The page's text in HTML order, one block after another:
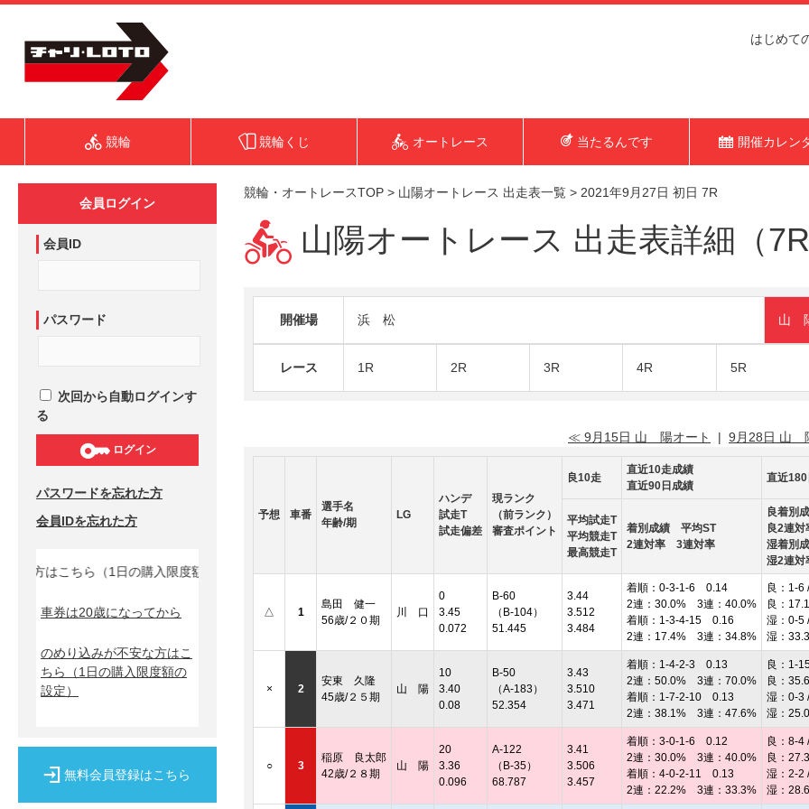
はじめて
競輪 競輪くじ オートレース 当たるんです 開催カレン
会員ログイン
会員ID
パスワード
次回から自動ログインす
る
ログイン
パスワードを忘れた方
会員IDを忘れた方
はこちら（1日の購入限度額の設定）↓
車券は20歳になってから
のめり込みが不安な方はこ
ちら
（1日の購入限度額の
設定）
無料会員登録はこちら
競輪・オートレースTOP > 山陽オートレース 出走表一覧 > 2021年9月27日 初日 7R
山陽オートレース 出走表詳細（
開催場 浜 松 山
レース 1R 2R 3R 4R 5R
≪ 9月15日 山 陽オート | 9月28日 山
予想 車番
選手名
年齢/期
LG
ハンデ
試走T
試走偏差
現ランク
（前ランク）
審査ポイント
良10走
直近10走成績
直近90日成績
直近
平均試走T
平均競走T
最高競走T
着別成績 平均ST
2連対率 3連対率
良着別
良2連対
湿着別
湿2連対
△ 1
島田 健一
56歳/２０期
川 口
0
3.45
0.072
B-60
（B-104）
51.445
3.44
3.512
3.484
着順：0-3-1-6 0.14
2連：30.0% 3連：40.0%
着順：1-3-4-15 0.16
2連：17.4% 3連：34.8%
良：1-6
良：
湿：0-5
湿：
× 2
安東 久隆
45歳/２５期
山 陽
10
3.40
0.08
B-50
（A-183）
52.354
3.43
3.510
3.471
着順：1-4-2-3 0.13
2連：50.0% 3連：70.0%
着順：1-7-2-10 0.13
2連：38.1% 3連：47.6%
良：1-
良：
湿：0-3
湿：
○ 3
稲原 良太郎
42歳/２８期
山 陽
20
3.36
0.096
A-122
（B-35）
68.787
3.41
3.506
3.457
着順：3-0-1-6 0.12
2連：30.0% 3連：40.0%
着順：4-0-2-11 0.13
2連：22.2% 3連：33.3%
良：8-4
良：
湿：2-2
湿：